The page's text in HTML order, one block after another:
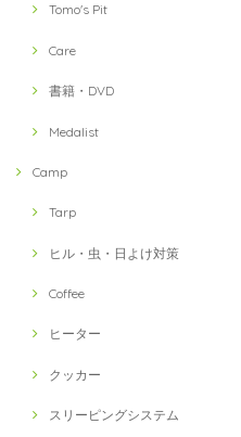
Tomo's Pit
Care
書籍・DVD
Medalist
Camp
Tarp
ヒル・虫・日よけ対策
Coffee
ヒーター
クッカー
スリーピングシステム